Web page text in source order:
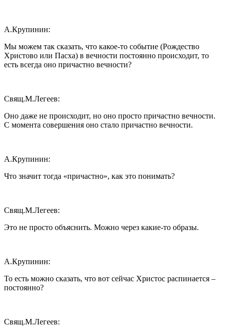
А.Крупинин:
Мы можем так сказать, что какое-то событие (Рождество
Христово или Пасха) в вечности постоянно происходит, то
есть всегда оно причастно вечности?
Свящ.М.Легеев:
Оно даже не происходит, но оно просто причастно вечности.
С момента совершения оно стало причастно вечности.
А.Крупинин:
Что значит тогда «причастно», как это понимать?
Свящ.М.Легеев:
Это не просто объяснить. Можно через какие-то образы.
А.Крупинин:
То есть можно сказать, что вот сейчас Христос распинается –
постоянно?
Свящ.М.Легеев: